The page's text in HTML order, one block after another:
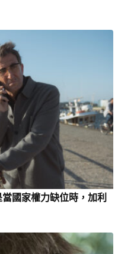
國家權力缺位時，加利